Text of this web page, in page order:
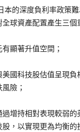
本的深度負利率政策
球資產配置產生三個
顯著升值空間；
國科技股估值呈現負
險；
增持相對表現較弱
，以實現更為均衡的